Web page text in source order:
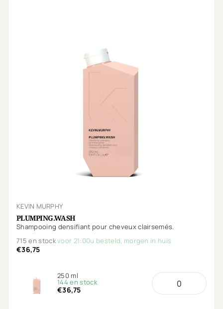
KEVIN MURPHY
PLUMPING.WASH
Shampooing densifiant pour cheveux clairsemés.
715 en stockvoor 21:00u besteld, morgen in huis
€36,75
250 ml
144 en stock
€36,75